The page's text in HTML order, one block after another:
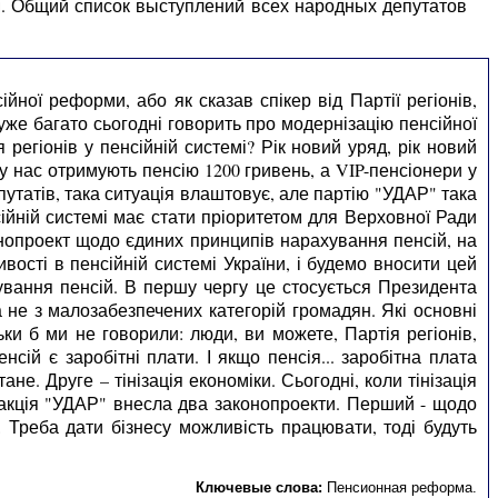
реформи, або як сказав спікер від Партії регіонів,
багато сьогодні говорить про модернізацію пенсійної
у пенсійній системі? Рік новий уряд, рік новий
нас отримують пенсію 1200 гривень, а VIP-пенсіонери у
така ситуація влаштовує, але партію "УДАР" така
системі має стати пріоритетом для Верховної Ради
щодо єдиних принципів нарахування пенсій, на
в пенсійній системі України, і будемо вносити цей
пенсій. В першу чергу це стосується Президента
з малозабезпечених категорій громадян. Які основні
б ми не говорили: люди, ви можете, Партія регіонів,
є заробітні плати. І якщо пенсія... заробітна плата
Друге – тінізація економіки. Сьогодні, коли тінізація
"УДАР" внесла два законопроекти. Перший - щодо
дати бізнесу можливість працювати, тоді будуть
Ключевые слова: Пенсионная реформа